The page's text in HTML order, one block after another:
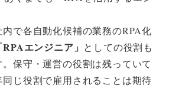
で各自動化候補の業務のRPA化
RPAエンジニア」 としての役割も
保守・運営の役割は残っていて
じ役割で雇用されることは期待